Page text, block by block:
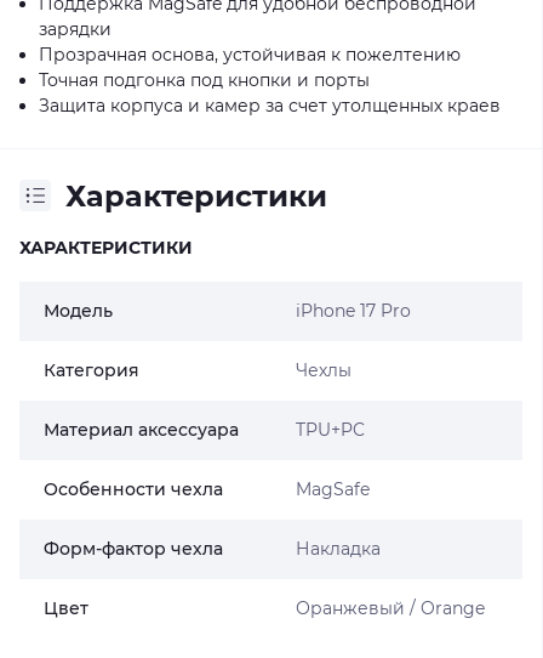
зарядки
Прозрачная основа, устойчивая к пожелтению
Точная подгонка под кнопки и порты
Защита корпуса и камер за счет утолщенных краев
Характеристики
ХАРАКТЕРИСТИКИ
Модель iPhone 17 Pro
Категория Чехлы
Материал аксессуара TPU+PC
Особенности чехла MagSafe
Форм-фактор чехла Накладка
Цвет Оранжевый / Orange